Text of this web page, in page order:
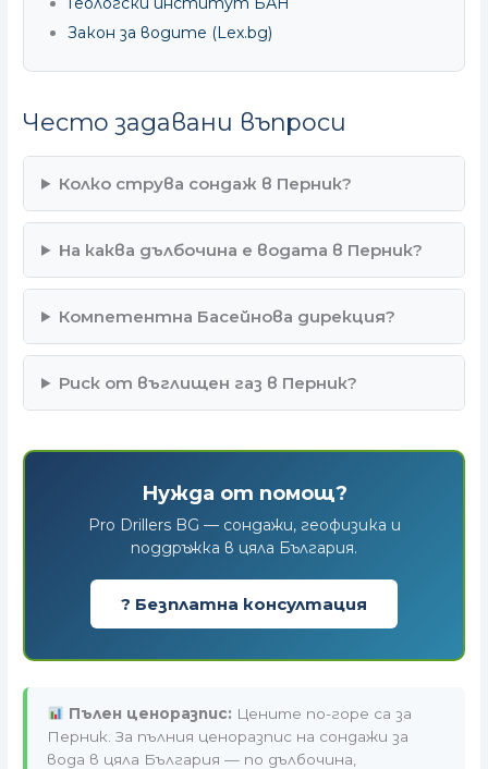
Закон за водите (Lex.bg)
Често задавани въпроси
Колко струва сондаж в Перник?
На каква дълбочина е водата в Перник?
Компетентна Басейнова дирекция?
Риск от въглищен газ в Перник?
Нужда от помощ?
Pro Drillers BG — сондажи, геофизика и
поддръжка в цяла България.
? Безплатна консултация
Пълен ценоразпис: Цените по-горе са за
Перник. За пълния ценоразпис на сондажи за
вода в цяла България — по дълбочина,